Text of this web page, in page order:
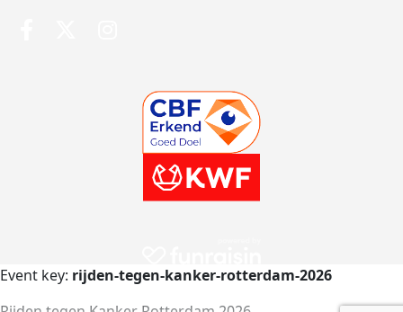
Event key: rijden-tegen-kanker-rotterdam-2026